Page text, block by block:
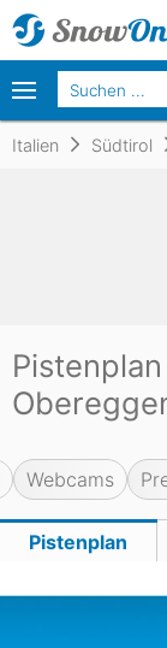
Italien Südtirol
Webcams
Pistenplan